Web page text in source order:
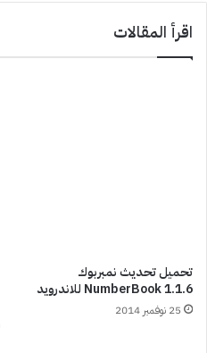
اقرأ المقالات
تحميل تحديث نمبربوك
NumberBook 1.1.6 للاندرويد
25 نوفمبر 2014